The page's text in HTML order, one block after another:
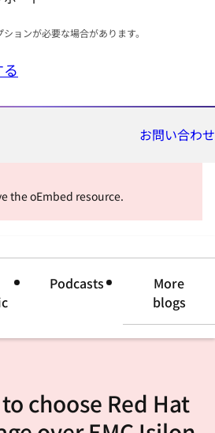
ョンが必要な場合があります。
お問い合わせ
the oEmbed resource.
Podcasts
More
blogs
choose Red Hat